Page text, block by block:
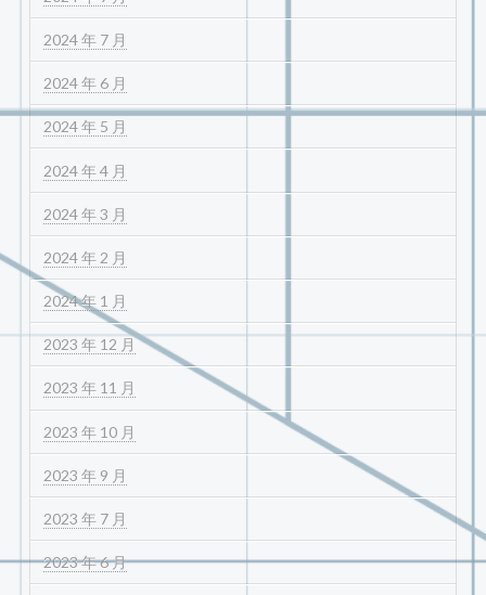
2024 年 7 月
2024 年 6 月
2024 年 5 月
2024 年 4 月
2024 年 3 月
2024 年 2 月
2024 年 1 月
2023 年 12 月
2023 年 11 月
2023 年 10 月
2023 年 9 月
2023 年 7 月
2023 年 6 月